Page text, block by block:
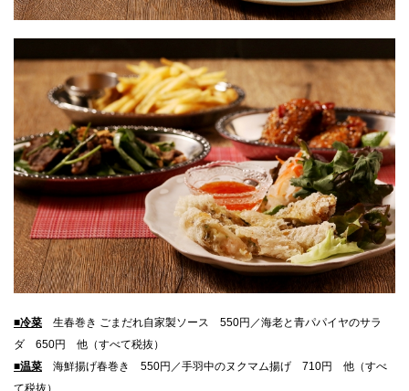
■冷菜 生春巻き ごまだれ自家製ソース 550円／海老と青パパイヤのサラ
ダ 650円 他（すべて税抜）
■温菜 海鮮揚げ春巻き 550円／手羽中のヌクマム揚げ 710円 他（すべ
て税抜）